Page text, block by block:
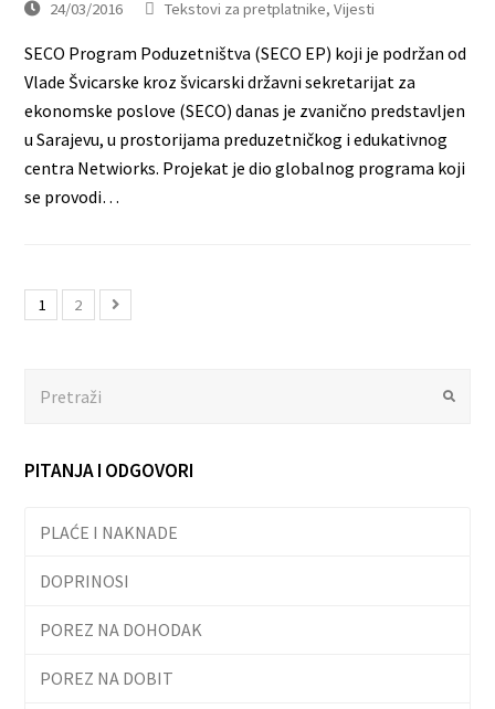
24/03/2016 Tekstovi za pretplatnike,Vijesti
SECO Program Poduzetništva (SECO EP) koji je podržan od
Vlade Švicarske kroz švicarski državni sekretarijat za
ekonomske poslove (SECO) danas je zvanično predstavljen
u Sarajevu, u prostorijama preduzetničkog i edukativnog
centra Netwiorks. Projekat je dio globalnog programa koji
se provodi…
1 2
Submit
PITANJA I ODGOVORI
PLAĆE I NAKNADE
DOPRINOSI
POREZ NA DOHODAK
POREZ NA DOBIT